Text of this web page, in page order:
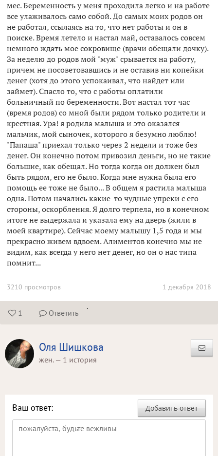
мес. Беременность у меня проходила легко и на работе
все улаживалось само собой. До самых моих родов он
не работал, ссылаясь на то, что нет работы и он в
поиске. Время летело и настал май, оставалось совсем
немного ждать мое сокровище (врачи обещали дочку).
За неделю до родов мой "муж" срывается на работу,
причем не посоветовавшись и не оставив ни копейки
денег (хотя до этого успокаивал, что найдет или
займет). Спасло то, что с работы оплатили
больничный по беременности. Вот настал тот час
(время родов) со мной были рядом только родители и
крестная. Ура! я родила малыша и это оказался
мальчик, мой сыночек, которого я безумно люблю!
"Папаша" приехал только через 2 недели и тоже без
денег. Он конечно потом привозил деньги, но не такие
большие, как обещал. Но тогда когда он должен был
быть рядом, его не было. Когда мне нужна была его
помощь ее тоже не было... В общем я растила малыша
одна. Потом начались какие-то чудные упреки с его
стороны, оскорбления. Я долго терпела, но в конечном
итоге не выдержала и указала ему на дверь (жили в
моей квартире). Сейчас моему малышу 1,5 года и мы
прекрасно живем вдвоем. Алиментов конечно мы не
видим, как всегда у него нет денег, но он о нас типа
помнит...
1 декабря 2018
3210 просмотров
 1  Ответить
.
Оля Шишкова
жен. — 1 история
Добавить ответ
Ваш ответ: